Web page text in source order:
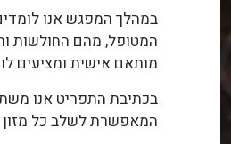
במהלך המפגש אנו
המטופל, מהם החולשות
מותאם אישית ומציעים
בכתיבת התפריט אנו
המאפשרת לשלב כל מזון